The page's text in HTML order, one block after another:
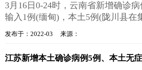
3月16日0-24时，云南省新增确诊
输入1例(缅甸)，本土5例(陇川县在
发布于：2022-03 来源：
江苏新增本土确诊病例5例、本土无